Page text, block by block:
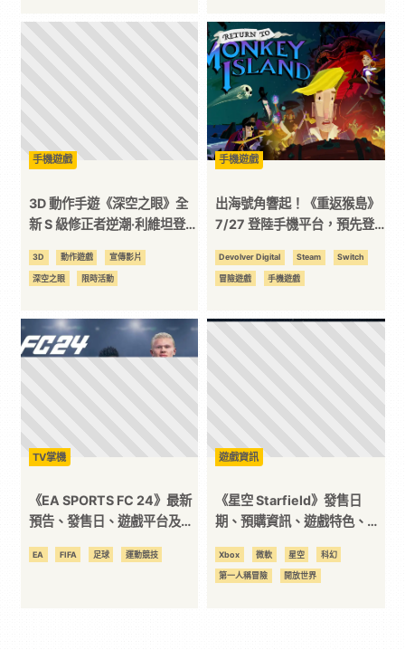
手機遊戲
3D 動作手遊《深空之眼》全
新 S 級修正者逆潮·利維坦登
3D 動作遊戲 宣傳影片
深空之眼 限時活動
手機遊戲
出海號角響起！《重返猴島》
7/27 登陸手機平台，預先登
Devolver Digital Steam Switch
冒險遊戲 手機遊戲
TV掌機
《EA SPORTS FC 24》最新
預告、發售日、遊戲平台及其
EA FIFA 足球 運動競技
遊戲資訊
《星空 Starfield》發售日
期、預購資訊、遊戲特色、戰
Xbox 微軟 星空 科幻
第一人稱冒險 開放世界